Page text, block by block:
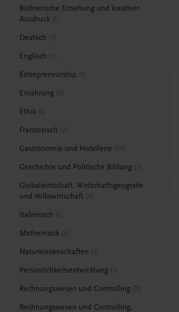
Bildnerische Erziehung und kreativer
Ausdruck 1
Deutsch 7
Englisch 5
Entrepreneurship 1
Ernährung 5
Ethik 6
Französisch 2
Gastronomie und Hotellerie 27
Geschichte und Politische Bildung 3
Globalwirtschaft, Wirtschaftsgeografie
und Volkswirtschaft
3
Italienisch 1
Mathematik 6
Naturwissenschaften 5
Persönlichkeitsentwicklung 1
Rechnungswesen und Controlling 11
Rechnungswesen und Controlling,